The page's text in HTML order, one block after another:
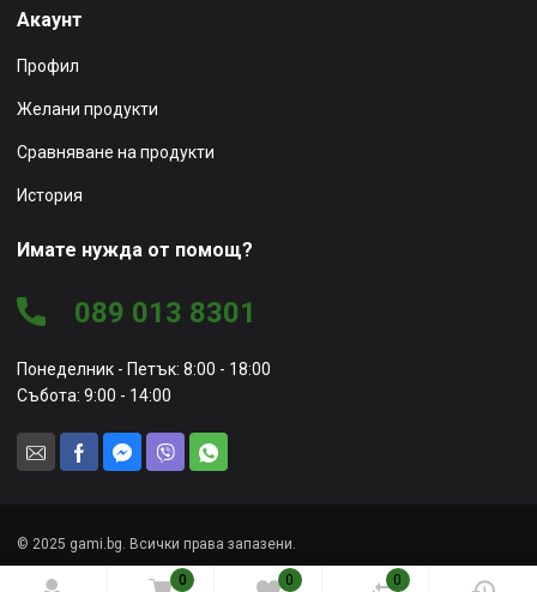
0 0 0
Акаунт
Профил
Желани продукти
Сравняване на продукти
История
Имате нужда от помощ?
089 013 8301
Понеделник - Петък: 8:00 - 18:00
Събота: 9:00 - 14:00
© 2025 gami.bg. Всички права запазени.
Уеб сайт от Marketing Vision